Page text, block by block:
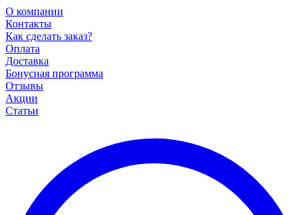
О компании
Контакты
Как сделать заказ?
Оплата
Доставка
Бонусная программа
Отзывы
Акции
Статьи